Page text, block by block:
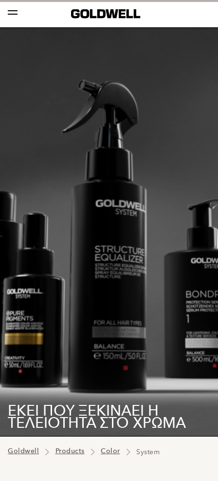
ΕΚΕΙ ΠΟΥ ΞΕΚΙΝΑΕΙ Η
ΤΕΛΕΙΟΤΗΤΑ ΣΤΟ ΧΡΩΜΑ
Goldwell Products Color System